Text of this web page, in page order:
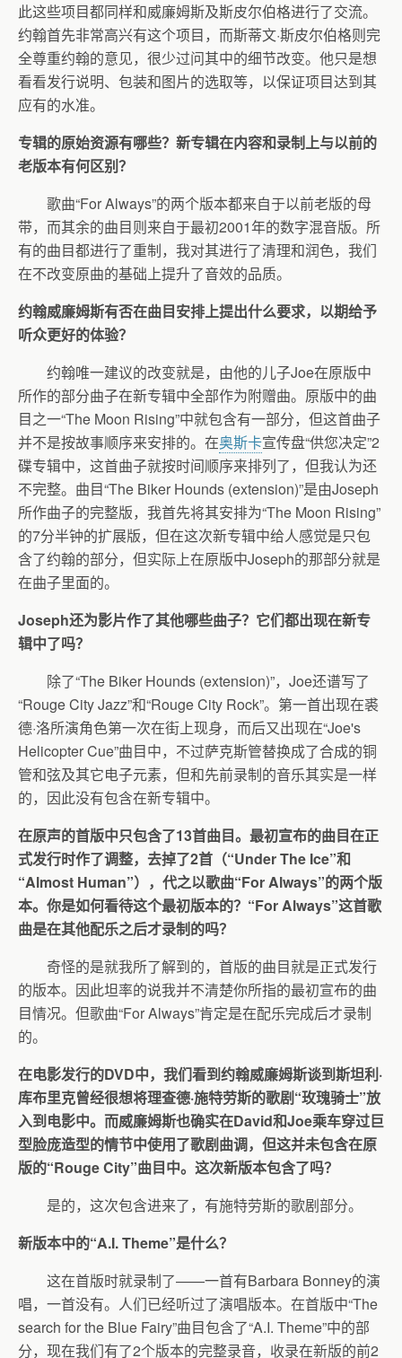
此这些项目都同样和威廉姆斯及斯皮尔伯格进行了交流。
约翰首先非常高兴有这个项目，而斯蒂文·斯皮尔伯格则完
全尊重约翰的意见，很少过问其中的细节改变。他只是想
看看发行说明、包装和图片的选取等，以保证项目达到其
应有的水准。
专辑的原始资源有哪些？新专辑在内容和录制上与以前的
老版本有何区别？
歌曲“For Always”的两个版本都来自于以前老版的母
带，而其余的曲目则来自于最初2001年的数字混音版。所
有的曲目都进行了重制，我对其进行了清理和润色，我们
在不改变原曲的基础上提升了音效的品质。
约翰威廉姆斯有否在曲目安排上提出什么要求，以期给予
听众更好的体验？
约翰唯一建议的改变就是，由他的儿子Joe在原版中
所作的部分曲子在新专辑中全部作为附赠曲。原版中的曲
目之一“The Moon Rising”中就包含有一部分，但这首曲子
并不是按故事顺序来安排的。在奥斯卡宣传盘“供您决定”2
碟专辑中，这首曲子就按时间顺序来排列了，但我认为还
不完整。曲目“The Biker Hounds (extension)”是由Joseph
所作曲子的完整版，我首先将其安排为“The Moon Rising”
的7分半钟的扩展版，但在这次新专辑中给人感觉是只包
含了约翰的部分，但实际上在原版中Joseph的那部分就是
在曲子里面的。
Joseph还为影片作了其他哪些曲子？它们都出现在新专
辑中了吗？
除了“The Biker Hounds (extension)”，Joe还谱写了
“Rouge City Jazz”和“Rouge City Rock”。第一首出现在裘
德·洛所演角色第一次在街上现身，而后又出现在“Joe's
Helicopter Cue”曲目中，不过萨克斯管替换成了合成的铜
管和弦及其它电子元素，但和先前录制的音乐其实是一样
的，因此没有包含在新专辑中。
在原声的首版中只包含了13首曲目。最初宣布的曲目在正
式发行时作了调整，去掉了2首（“Under The Ice”和
“Almost Human”），代之以歌曲“For Always”的两个版
本。你是如何看待这个最初版本的？“For Always”这首歌
曲是在其他配乐之后才录制的吗？
奇怪的是就我所了解到的，首版的曲目就是正式发行
的版本。因此坦率的说我并不清楚你所指的最初宣布的曲
目情况。但歌曲“For Always”肯定是在配乐完成后才录制
的。
在电影发行的DVD中，我们看到约翰威廉姆斯谈到斯坦利·
库布里克曾经很想将理查德·施特劳斯的歌剧“玫瑰骑士”放
入到电影中。而威廉姆斯也确实在David和Joe乘车穿过巨
型脸庞造型的情节中使用了歌剧曲调，但这并未包含在原
版的“Rouge City”曲目中。这次新版本包含了吗？
是的，这次包含进来了，有施特劳斯的歌剧部分。
新版本中的“A.I. Theme”是什么？
这在首版时就录制了——一首有Barbara Bonney的演
唱，一首没有。人们已经听过了演唱版本。在首版中“The
search for the Blue Fairy”曲目包含了“A.I. Theme”中的部
分，现在我们有了2个版本的完整录音，收录在新版的前2